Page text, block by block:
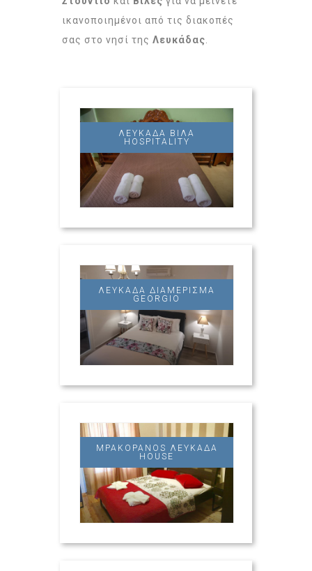
ικανοποιημένοι από τις διακοπές
σας στο νησί της Λευκάδας
ΛΕΥΚΆΔΑ ΒΊΛΑ
HOSPITALITY
ΛΕΥΚΆΔΑ ΔΙΑΜΈΡΙΣΜΑ
GEORGIO
MPAKOPANOS ΛΕΥΚΆΔΑ
HOUSE